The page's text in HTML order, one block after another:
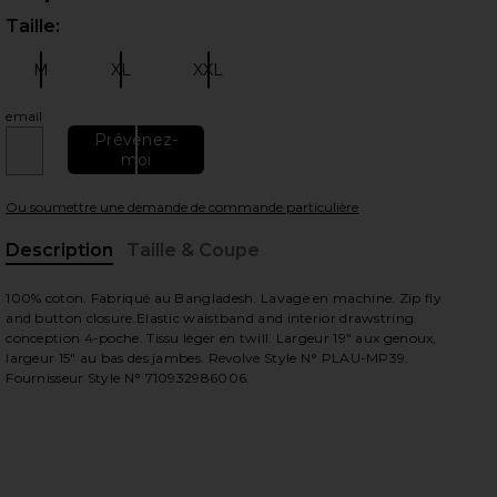
Taille:
Taille:
M Taille:
XL XXL
email
Prévenez-
moi
Ou soumettre une demande de commande particulière
Description
Taille & Coupe
100% coton. Fabriqué au Bangladesh. Lavage en machine. Zip fly
and button closure.Elastic waistband and interior drawstring.
conception 4-poche. Tissu léger en twill. Largeur 19" aux genoux,
largeur 15" au bas des jambes. Revolve Style N° PLAU-MP39.
Fournisseur Style N° 710932986006.